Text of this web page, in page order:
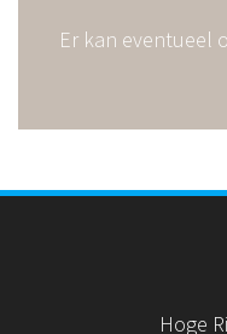
Er kan eventueel
Hoge